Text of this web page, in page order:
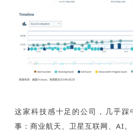
这家科技感十足的公司，几乎踩
事：商业航天、卫星互联网、AI。